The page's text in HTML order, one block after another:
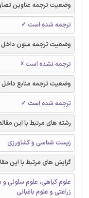
وضعیت ترجمه عناوین
ترجمه شده است ✓
وضعیت ترجمه متون داخل
ترجمه نشده است ☓
وضعیت ترجمه منابع
ترجمه شده است ✓
رشته های مرتبط با این
زیست شناسی و کشاورزی
گرایش های مرتبط با این
علوم گیاهی، علوم سلولی و
زراعتی و علوم باغبانی